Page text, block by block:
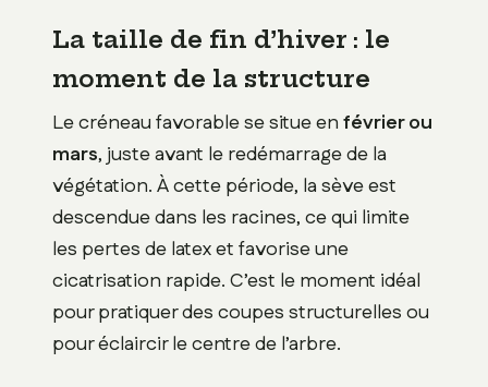
La taille de fin d’hiver : le
moment de la structure
Le créneau favorable se situe enfévrier ou
mars, juste avant le redémarrage de la
végétation. À cette période, la sève est
descendue dans les racines, ce qui limite
les pertes de latex et favorise une
cicatrisation rapide. C’est le moment idéal
pour pratiquer des coupes structurelles ou
pour éclaircir le centre de l’arbre.